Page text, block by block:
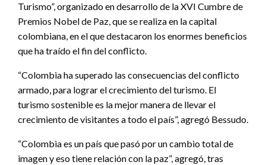
Turismo”, organizado en desarrollo de la XVI Cumbre de
Premios Nobel de Paz, que se realiza en la capital
colombiana, en el que destacaron los enormes beneficios
que ha traído el fin del conflicto.
“Colombia ha superado las consecuencias del conflicto
armado, para lograr el crecimiento del turismo. El
turismo sostenible es la mejor manera de llevar el
crecimiento de visitantes a todo el país”, agregó Bessudo.
“Colombia es un país que pasó por un cambio total de
imagen y eso tiene relación con la paz”, agregó, tras